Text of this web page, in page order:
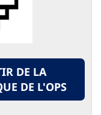
DE LA
DE L'OPS